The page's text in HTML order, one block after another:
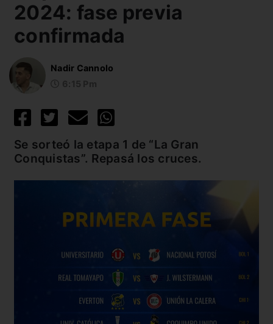
2024: fase previa
confirmada
Nadir Cannolo
Se sorteó la etapa 1 de “La Gran
Conquistas”. Repasá los cruces.